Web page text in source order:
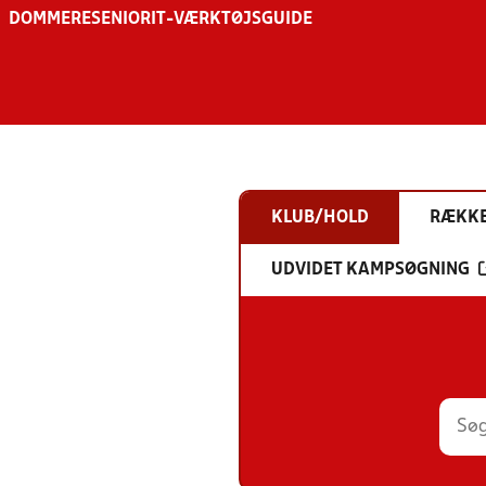
DOMMERESENIOR IT-VÆRKTØJSGUIDE
KLUB/HOLD
UDVIDET KAMPSØGNING